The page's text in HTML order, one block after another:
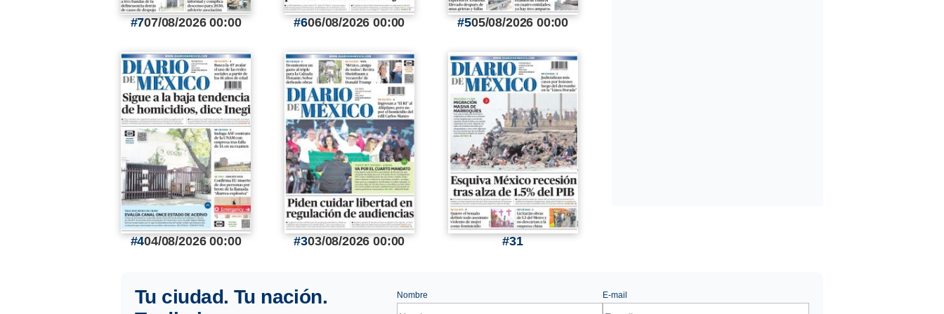
707/08/2026 00:00 606/08/2026 00:00 505/08/2026 00:00
404/08/2026 00:00 303/08/2026 00:00 31
Tu ciudad. Tu nación.
Nombre E-mail